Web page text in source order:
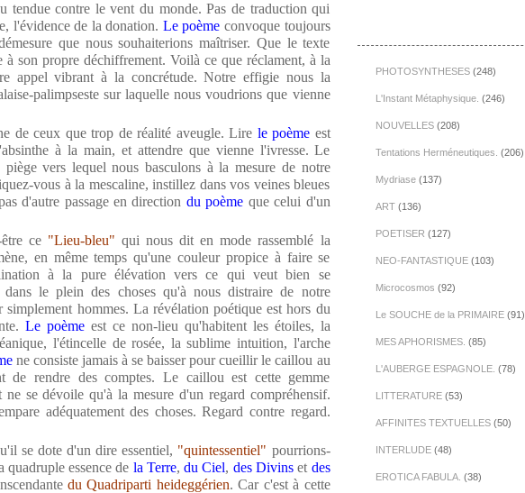
tendue contre le vent du monde. Pas de traduction qui
l'évidence de la donation. Le poème convoque toujours
que nous souhaiterions maîtriser. Que le texte
son propre déchiffrement. Voilà ce que réclament, à la
appel vibrant à la concrétude. Notre effigie nous la
palimpseste sur laquelle nous voudrions que vienne
de ceux que trop de réalité aveugle. Lire le poème est
à la main, et attendre que vienne l'ivresse. Le
vers lequel nous basculons à la mesure de notre
vous à la mescaline, instillez dans vos veines bleues
d'autre passage en direction du poème que celui d'un
ce "Lieu-bleu" qui nous dit en mode rassemblé la
en même temps qu'une couleur propice à faire se
à la pure élévation vers ce qui veut bien se
le plein des choses qu'à nous distraire de notre
hommes. La révélation poétique est hors du
Le poèmeest ce non-lieu qu'habitent les étoiles, la
l'étincelle de rosée, la sublime intuition, l'arche
ne consiste jamais à se baisser pour cueillir le caillou au
de rendre des comptes. Le caillou est cette gemme
se dévoile qu'à la mesure d'un regard compréhensif.
adéquatement des choses. Regard contre regard.
se dote d'un dire essentiel, "quintessentiel" pourrions-
quadruple essence de la Terre,du Ciel, des Divins et des
du Quadriparti heideggérien. Car c'est à cette
PHOTOSYNTHESES(248)
L'Instant Métaphysique. (246)
NOUVELLES(208)
Tentations Herméneutiques. (206)
Mydriase(137)
ART(136)
POETISER (127)
NEO-FANTASTIQUE(103)
Microcosmos (92)
Le SOUCHE de la PRIMAIRE(91)
MES APHORISMES. (85)
L'AUBERGE ESPAGNOLE. (78)
LITTERATURE(53)
AFFINITES TEXTUELLES(50)
INTERLUDE(48)
EROTICA FABULA. (38)